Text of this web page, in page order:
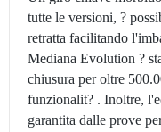
tutte le versioni, ?
retratta facilitando
Mediana Evolution ?
chiusura per oltre
funzionalit? . Inoltre,
garantita dalle prove